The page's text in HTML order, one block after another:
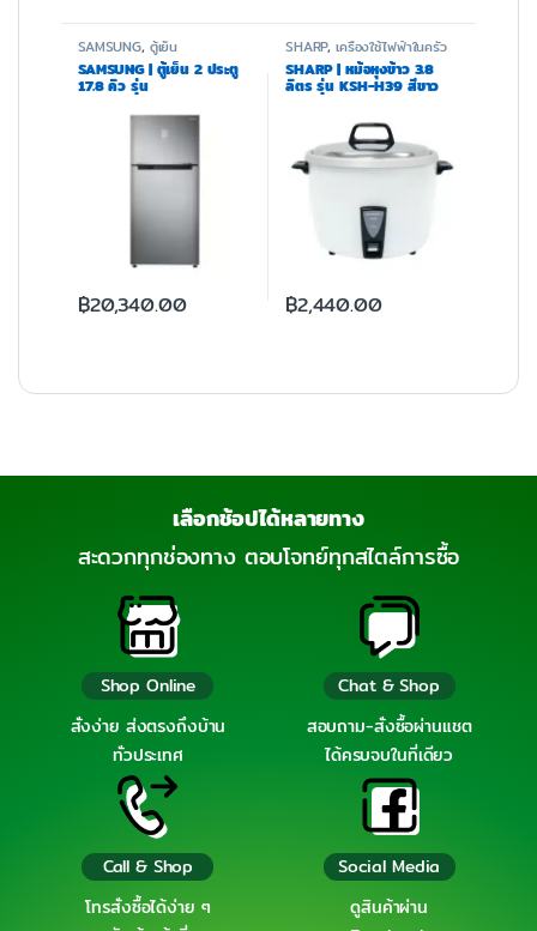
SAMSUNG, ตู้เย็น
SAMSUNG | ตู้เย็น 2 ประตู
17.8 คิว รุ่น
RT50K6235S8/ST
฿20,340.00
SHARP,เครื่องใช้ไฟฟ้าในครัว
SHARP | หม้อหุงข้าว 3.8
ลิตร รุ่น KSH-H39 สีขาว
฿2,440.00
เลือกช้อปได้หลายทาง
สะดวกทุกช่องทาง ตอบโจทย์ทุกสไตล์การซื้อ
Shop Online
สั่งง่าย ส่งตรงถึงบ้าน
ทั่วประเทศ
Chat & Shop
สอบถาม-สั่งซื้อผ่านแชต
ได้ครบจบในที่เดียว
Call & Shop
โทรสั่งซื้อได้ง่าย ๆ
Social Media
ดูสินค้าผ่าน